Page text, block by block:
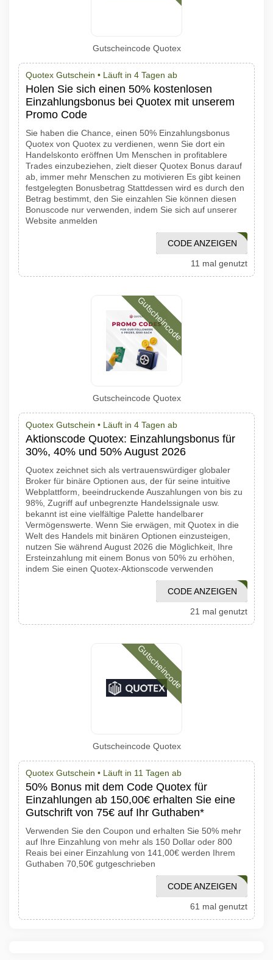
Gutscheincode Quotex
Quotex Gutschein • Läuft in 4 Tagen ab
Holen Sie sich einen 50% kostenlosen
Einzahlungsbonus bei Quotex mit unserem
Promo Code
Sie haben die Chance, einen 50% Einzahlungsbonus
Quotex von Quotex zu verdienen, wenn Sie dort ein
Handelskonto eröffnen Um Menschen in profitablere
Trades einzubeziehen, zielt dieser Quotex Bonus darauf
ab, immer mehr Menschen zu motivieren Es gibt keinen
festgelegten Bonusbetrag Stattdessen wird es durch den
Betrag bestimmt, den Sie einzahlen Sie können diesen
Bonuscode nur verwenden, indem Sie sich auf unserer
Website anmelden
1001PROMO
CODE ANZEIGEN
11 mal genutzt
Gutscheincode
Gutscheincode Quotex
Quotex Gutschein • Läuft in 4 Tagen ab
Aktionscode Quotex: Einzahlungsbonus für
30%, 40% und 50% August 2026
Quotex zeichnet sich als vertrauenswürdiger globaler
Broker für binäre Optionen aus, der für seine intuitive
Webplattform, beeindruckende Auszahlungen von bis zu
98%, Zugriff auf unbegrenzte Handelssignale usw.
bekannt ist eine vielfältige Palette handelbarer
Vermögenswerte. Wenn Sie erwägen, mit Quotex in die
Welt des Handels mit binären Optionen einzusteigen,
nutzen Sie während August 2026 die Möglichkeit, Ihre
Ersteinzahlung mit einem Bonus von 50% zu erhöhen,
indem Sie einen Quotex-Aktionscode verwenden
1001PROMO
CODE ANZEIGEN
21 mal genutzt
Gutscheincode
Gutscheincode Quotex
Quotex Gutschein • Läuft in 11 Tagen ab
50% Bonus mit dem Code Quotex für
Einzahlungen ab 150,00€ erhalten Sie eine
Gutschrift von 75€ auf Ihr Guthaben*
Verwenden Sie den Coupon und erhalten Sie 50% mehr
auf Ihre Einzahlung von mehr als 150 Dollar oder 800
Reais bei einer Einzahlung von 141,00€ werden Ihrem
Guthaben 70,50€ gutgeschrieben
1001PROMO
CODE ANZEIGEN
61 mal genutzt